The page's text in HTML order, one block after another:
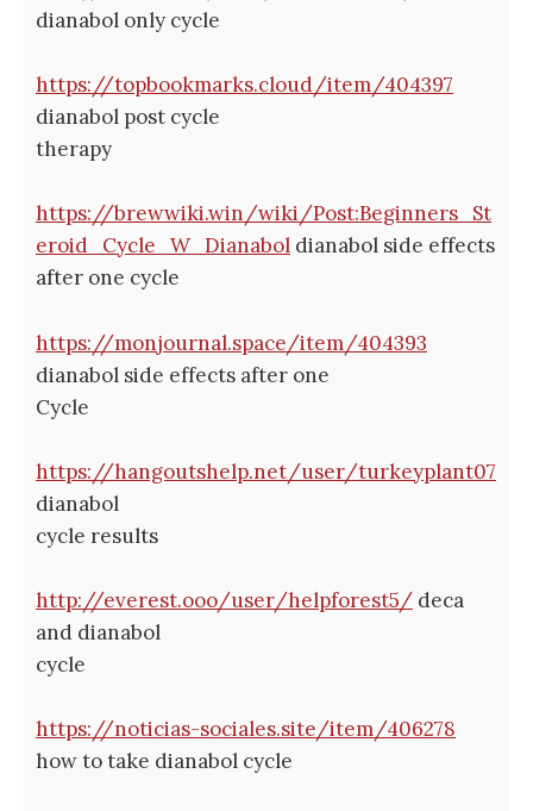
dianabol only cycle
https://topbookmarks.cloud/item/404397
dianabol post cycle
therapy
https://brewwiki.win/wiki/Post:Beginners_St
eroid_Cycle_W_Dianabol dianabol side effects
after one cycle
https://monjournal.space/item/404393
dianabol side effects after one
Cycle
https://hangoutshelp.net/user/turkeyplant07
dianabol
cycle results
http://everest.ooo/user/helpforest5/ deca
and dianabol
cycle
https://noticias-sociales.site/item/406278
how to take dianabol cycle